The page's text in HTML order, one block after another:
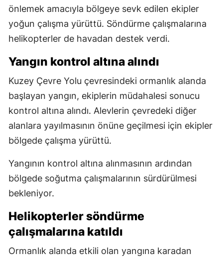
önlemek amacıyla bölgeye sevk edilen ekipler
yoğun çalışma yürüttü. Söndürme çalışmalarına
helikopterler de havadan destek verdi.
Yangın kontrol altına alındı
Kuzey Çevre Yolu çevresindeki ormanlık alanda
başlayan yangın, ekiplerin müdahalesi sonucu
kontrol altına alındı. Alevlerin çevredeki diğer
alanlara yayılmasının önüne geçilmesi için ekipler
bölgede çalışma yürüttü.
Yangının kontrol altına alınmasının ardından
bölgede soğutma çalışmalarının sürdürülmesi
bekleniyor.
Helikopterler söndürme
çalışmalarına katıldı
Ormanlık alanda etkili olan yangına karadan